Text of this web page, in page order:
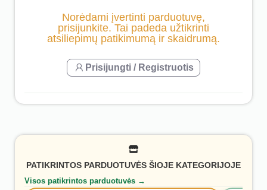
Norėdami įvertinti parduotuvę,
prisijunkite. Tai padeda užtikrinti
atsiliepimų patikimumą ir skaidrumą.
Prisijungti / Registruotis
PATIKRINTOS PARDUOTUVĖS ŠIOJE KATEGORIJOJE
Visos patikrintos parduotuvės →